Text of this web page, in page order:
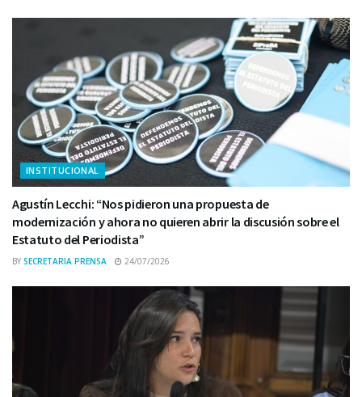
INSTITUCIONAL
Agustín Lecchi: “Nos pidieron una propuesta de
modernización y ahora no quieren abrir la discusión sobre el
Estatuto del Periodista”
BY SECRETARIA PRENSA 24/07/2026